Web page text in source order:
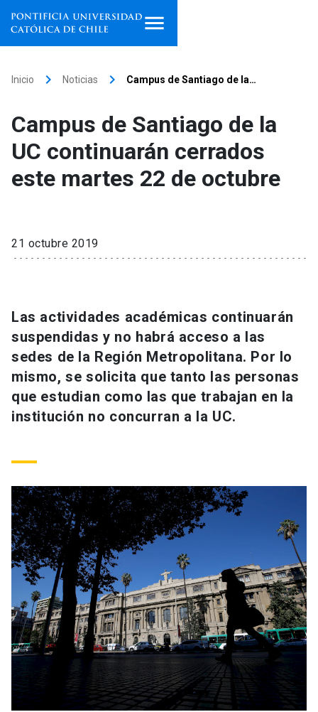
Facultades, escuelas e
institutos
Investigación
Extensión
Universidad
Información para keyboard_arrow_down
Futuros estudiantes
Personal
Alumni launch
Padres y familia
Vecinos launch
Go to english site launch
Admisión
Mi Cuenta UC launch
Correo UC launch
Mi Portal UC launch
Medios Biblioteca launch
Donaciones launch
Inicio keyboard_arrow_right Noticias keyboard_arrow_right Campus de Santiago de la…
Campus de Santiago de la
UC continuarán cerrados
este martes 22 de octubre
21 octubre 2019
Las actividades académicas continuarán
suspendidas y no habrá acceso a las
sedes de la Región Metropolitana. Por lo
mismo, se solicita que tanto las personas
que estudian como las que trabajan en la
institución no concurran a la UC.